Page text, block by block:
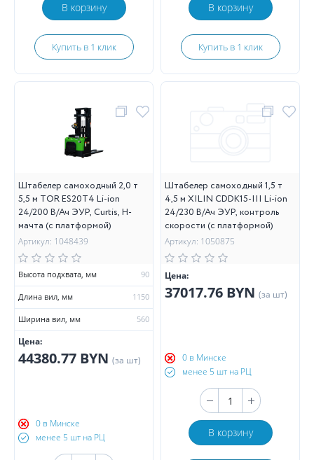
В корзину
Купить в 1 клик
В корзину
Купить в 1 клик
Штабелер самоходный 2,0 т
5,5 м TOR ES20T4 Li-ion
24/200 В/Ач ЭУР, Curtis, H-
мачта (с платформой)
Артикул: 1048439
Высота подхвата, мм 90
Длина вил, мм 1150
Ширина вил, мм 560
Цена:
44380.77 BYN (за шт)
0 в Минске
менее 5 шт на РЦ
Штабелер самоходный 1,5 т
4,5 м XILIN CDDK15-III Li-ion
24/230 В/Ач ЭУР, контроль
скорости (с платформой)
Артикул: 1050875
Цена:
37017.76 BYN (за шт)
0 в Минске
менее 5 шт на РЦ
В корзину